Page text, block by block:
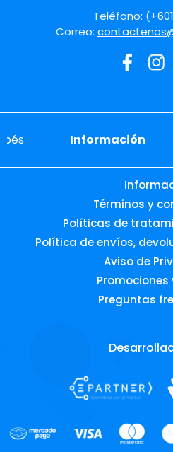
Teléfono:
Correo:
Información
Términos y
Políticas de
Política de envíos,
Aviso de
Promociones
Preguntas